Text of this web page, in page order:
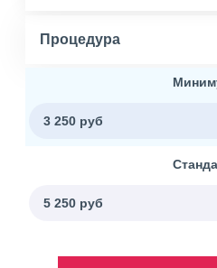
Процедура
3 250 руб
5 250 руб